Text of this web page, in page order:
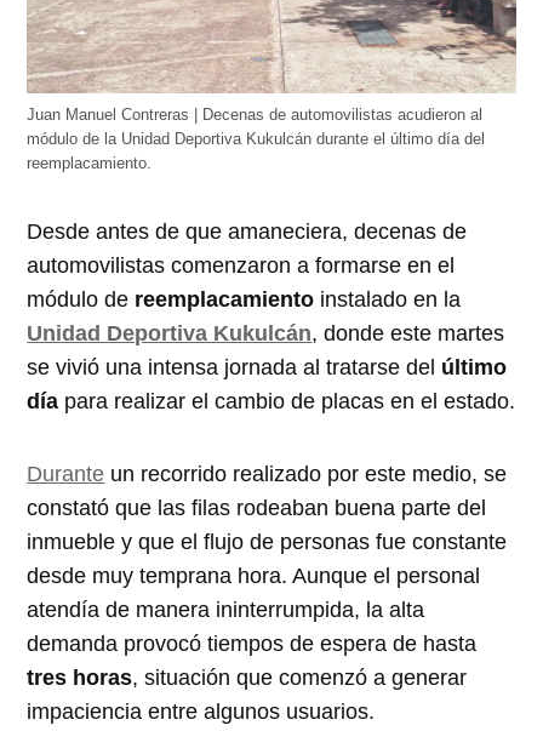
Juan Manuel Contreras | Decenas de automovilistas acudieron al
módulo de la Unidad Deportiva Kukulcán durante el último día del
reemplacamiento.
Desde antes de que amaneciera, decenas de
automovilistas comenzaron a formarse en el
módulo de reemplacamiento instalado en la
Unidad Deportiva Kukulcán, donde este martes
se vivió una intensa jornada al tratarse del último
día para realizar el cambio de placas en el estado.
Durante un recorrido realizado por este medio, se
constató que las filas rodeaban buena parte del
inmueble y que el flujo de personas fue constante
desde muy temprana hora. Aunque el personal
atendía de manera ininterrumpida, la alta
demanda provocó tiempos de espera de hasta
tres horas, situación que comenzó a generar
impaciencia entre algunos usuarios.